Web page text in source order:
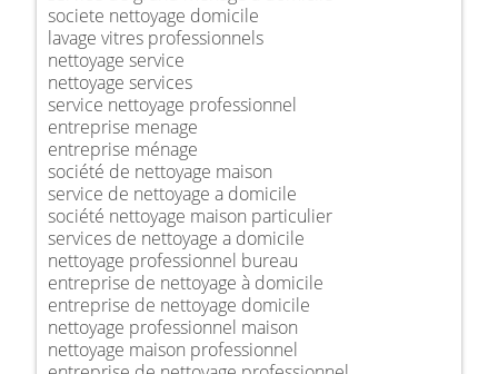
societe nettoyage domicile
lavage vitres professionnels
nettoyage service
nettoyage services
service nettoyage professionnel
entreprise menage
entreprise ménage
société de nettoyage maison
service de nettoyage a domicile
société nettoyage maison particulier
services de nettoyage a domicile
nettoyage professionnel bureau
entreprise de nettoyage à domicile
entreprise de nettoyage domicile
nettoyage professionnel maison
nettoyage maison professionnel